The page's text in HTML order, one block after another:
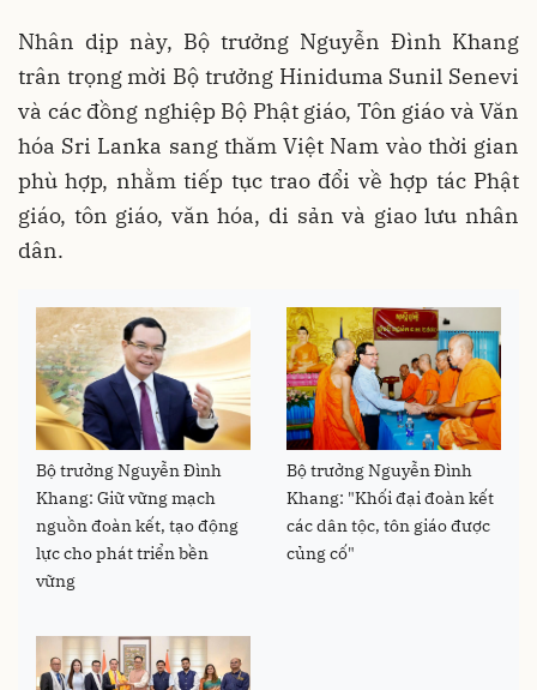
Nhân dịp này, Bộ trưởng Nguyễn Đình Khang
trân trọng mời Bộ trưởng Hiniduma Sunil Senevi
và các đồng nghiệp Bộ Phật giáo, Tôn giáo và Văn
hóa Sri Lanka sang thăm Việt Nam vào thời gian
phù hợp, nhằm tiếp tục trao đổi về hợp tác Phật
giáo, tôn giáo, văn hóa, di sản và giao lưu nhân
dân.
Bộ trưởng Nguyễn Đình
Khang: Giữ vững mạch
nguồn đoàn kết, tạo động
lực cho phát triển bền
vững
Bộ trưởng Nguyễn Đình
Khang: "Khối đại đoàn kết
các dân tộc, tôn giáo được
củng cố"